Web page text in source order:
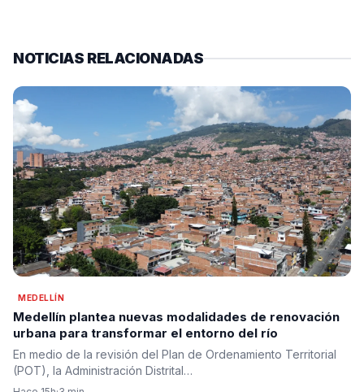
NOTICIAS RELACIONADAS
MEDELLÍN
Medellín plantea nuevas modalidades de renovación
urbana para transformar el entorno del río
En medio de la revisión del Plan de Ordenamiento Territorial
(POT), la Administración Distrital…